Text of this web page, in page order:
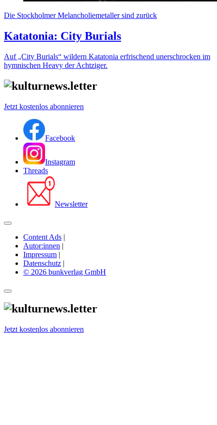
Die Stockholmer Melancholiemetaller sind zurück
Katatonia: City Burials
Auf „City Burials“ wildern Katatonia erfrischend unerschrocken im
hymnischen Heavy der Achtziger.
Jetzt kostenlos abonnieren
Facebook
Instagram
Threads
Newsletter
Content Ads |
Autor:innen |
Impressum |
Datenschutz |
© 2026 bunkverlag GmbH
Jetzt kostenlos abonnieren